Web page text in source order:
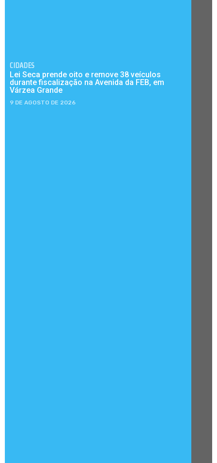
CIDADES
Lei Seca prende oito e remove 38 veículos
durante fiscalização na Avenida da FEB, em
Várzea Grande
9 DE AGOSTO DE 2026